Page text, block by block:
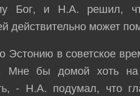
Бог, и Н.А. решил,
действительно может
в советское
Мне бы домой хоть на
- Н.А. подумал, что